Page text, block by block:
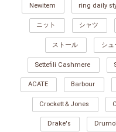
Newitem ring daily
ニット シャツ
ストール シュ
Settefili Cashmere
ACATE Barbour
Crockett＆Jones
Drake's